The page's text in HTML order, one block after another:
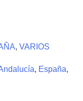
, VARIOS
, España,